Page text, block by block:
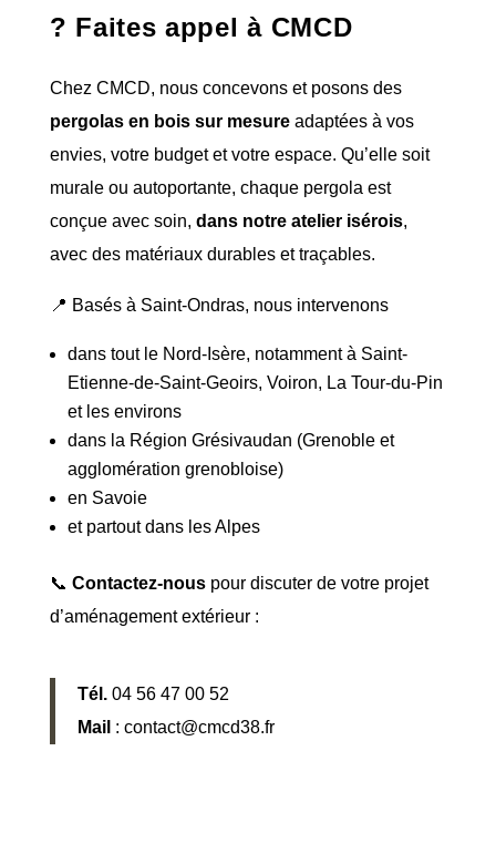
? Faites appel à CMCD
Chez CMCD, nous concevons et posons des
pergolas en bois sur mesureadaptées à vos
envies, votre budget et votre espace. Qu’elle soit
murale ou autoportante, chaque pergola est
conçue avec soin, dans notre atelier isérois,
avec des matériaux durables et traçables.
📍 Basés à Saint-Ondras, nous intervenons
dans tout le Nord-Isère, notamment à Saint-
Etienne-de-Saint-Geoirs, Voiron, La Tour-du-Pin
et les environs
dans la Région Grésivaudan (Grenoble et
agglomération grenobloise)
en Savoie
et partout dans les Alpes
📞 Contactez-nouspour discuter de votre projet
d’aménagement extérieur :
Tél.04 56 47 00 52
Mail : contact@cmcd38.fr